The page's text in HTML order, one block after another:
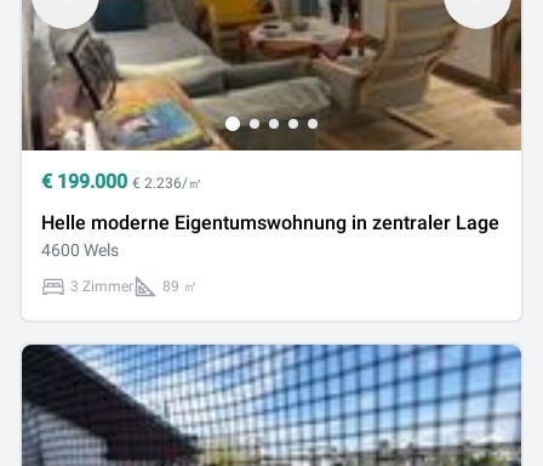
€ 199.000 € 2.236/㎡
Helle moderne Eigentumswohnung in zentraler Lage
4600 Wels
3 Zimmer 89 ㎡